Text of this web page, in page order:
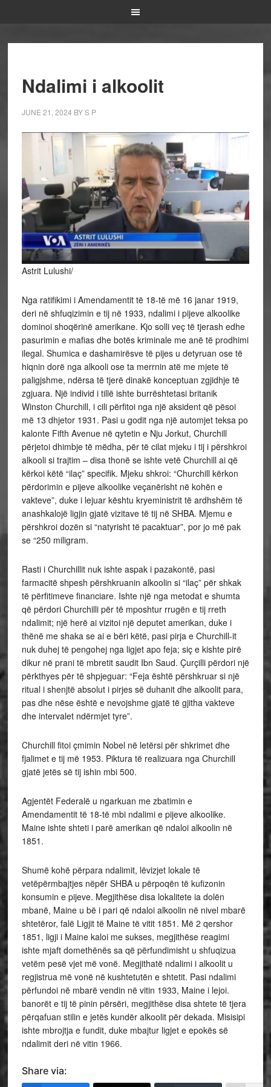
Ndalimi i alkoolit
JUNE 21, 2024 BYS P
Astrit Lulushi/
Nga ratifikimi i Amendamentit të 18-të më 16 janar 1919,
deri në shfuqizimin e tij në 1933, ndalimi i pijeve alkoolike
dominoi shoqërinë amerikane. Kjo solli veç të tjerash edhe
pasurimin e mafias dhe botës kriminale me anë të prodhimi
ilegal. Shumica e dashamirësve të pijes u detyruan ose të
hiqnin dorë nga alkooli ose ta merrnin atë me mjete të
paligjshme, ndërsa të tjerë dinakë konceptuan zgjidhje të
zgjuara. Një individ i tillë ishte burrështetasi britanik
Winston Churchill, i cili përfitoi nga një aksident që pësoi
më 13 dhjetor 1931. Pasi u godit nga një automjet teksa po
kalonte Fifth Avenue në qytetin e Nju Jorkut, Churchill
përjetoi dhimbje të mëdha, për të cilat mjeku i tij i përshkroi
alkooli si trajtim – disa thonë se ishte vetë Churchill ai që
kërkoi këtë “ilaç” specifik. Mjeku shkroi: “Churchill kërkon
përdorimin e pijeve alkoolike veçanërisht në kohën e
vakteve”, duke i lejuar kështu kryeministrit të ardhshëm të
anashkalojë ligjin gjatë vizitave të tij në SHBA. Mjemu e
përshkroi dozën si “natyrisht të pacaktuar”, por jo më pak
se “250 miligram.
Rasti i Churchillit nuk ishte aspak i pazakontë, pasi
farmacitë shpesh përshkruanin alkoolin si “ilaç” për shkak
të përfitimeve financiare. Ishte një nga metodat e shumta
që përdori Churchilli për të mposhtur rrugën e tij rreth
ndalimit; një herë ai vizitoi një deputet amerikan, duke i
thënë me shaka se ai e bëri këtë, pasi pirja e Churchill-it
nuk duhej të pengohej nga ligjet apo feja; siç e kishte pirë
dikur në prani të mbretit saudit Ibn Saud. Çurçilli përdori një
përkthyes për të shpjeguar: “Feja është përshkruar si një
ritual i shenjtë absolut i pirjes së duhanit dhe alkoolit para,
pas dhe nëse është e nevojshme gjatë të gjitha vakteve
dhe intervalet ndërmjet tyre”.
Churchill fitoi çmimin Nobel në letërsi për shkrimet dhe
fjalimet e tij më 1953. Piktura të realizuara nga Churchill
gjatë jetës së tij ishin mbi 500.
Agjentët Federalë u ngarkuan me zbatimin e
Amendamentit të 18-të mbi ndalimi e pijeve alkoolike.
Maine ishte shteti i parë amerikan që ndaloi alkoolin në
1851.
Shumë kohë përpara ndalimit, lëvizjet lokale të
vetëpërmbajtjes nëpër SHBA u përpoqën të kufizonin
konsumin e pijeve. Megjithëse disa lokalitete ia dolën
mbanë, Maine u bë i pari që ndaloi alkoolin në nivel mbarë
shtetëror, falë Ligjit të Maine të vitit 1851. Më 2 qershor
1851, ligji i Maine kaloi me sukses, megjithëse reagimi
ishte mjaft domethënës sa që përfundimisht u shfuqizua
vetëm pesë vjet më vonë. Megjithatë ndalimi i alkoolit u
regjistrua më vonë në kushtetutën e shtetit. Pasi ndalimi
përfundoi në mbarë vendin në vitin 1933, Maine i lejoi.
banorët e tij të pinin përsëri, megjithëse disa shtete të tjera
përqafuan stilin e jetës kundër alkoolit për dekada. Misisipi
ishte mbrojtja e fundit, duke mbajtur ligjet e epokës së
ndalimit deri në vitin 1966.
Share via: